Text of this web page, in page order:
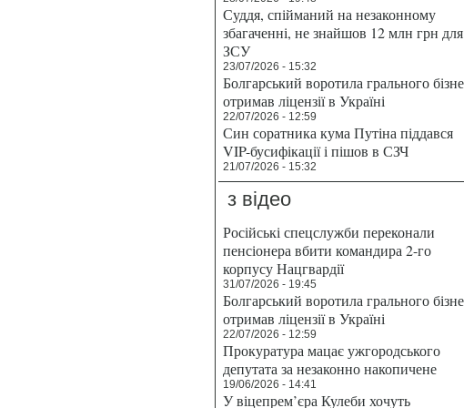
Суддя, спійманий на незаконному
збагаченні, не знайшов 12 млн грн для
ЗСУ
23/07/2026 - 15:32
Болгарський воротила грального
отримав ліцензії в Україні
22/07/2026 - 12:59
Син соратника кума Путіна піддався
VIP-бусифікації і пішов в СЗЧ
21/07/2026 - 15:32
з відео
Російські спецслужби переконали
пенсіонера вбити командира 2-го
корпусу Нацгвардії
31/07/2026 - 19:45
Болгарський воротила грального
отримав ліцензії в Україні
22/07/2026 - 12:59
Прокуратура мацає ужгородського
депутата за незаконно накопичене
19/06/2026 - 14:41
У віцепрем’єра Кулеби хочуть